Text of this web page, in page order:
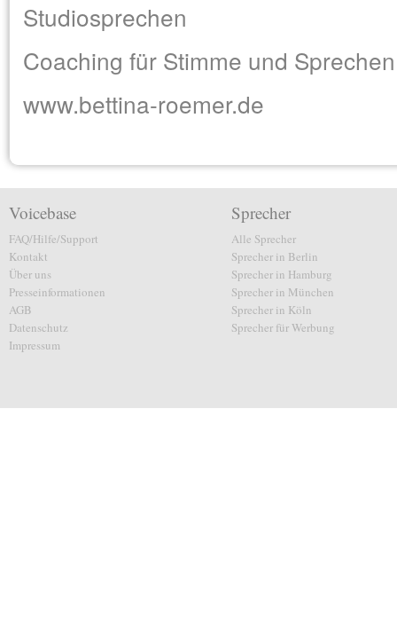
Studiosprechen
Coaching für Stimme und Sprechen
www.bettina-roemer.de
Voicebase
FAQ/Hilfe/Support
Kontakt
Über uns
Presseinformationen
AGB
Datenschutz
Impressum
Sprecher
Alle Sprecher
Sprecher in Berlin
Sprecher in Hamburg
Sprecher in München
Sprecher in Köln
Sprecher für Werbung